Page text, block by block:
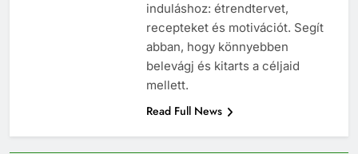
induláshoz: étrendtervet,
recepteket és motivációt. Segít
abban, hogy könnyebben
belevágj és kitarts a céljaid
mellett.
Read Full News